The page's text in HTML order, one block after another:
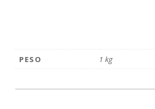
PESO 1 kg